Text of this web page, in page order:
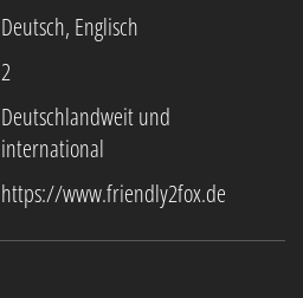
Deutsch, Englisch
2
Deutschlandweit und
international
https://www.friendly2fox.de